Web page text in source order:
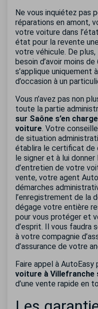
Ne vous inquiétez pas
réparations en amont,
votre voiture dans
état pour la revente
votre véhicule. De plus,
besoin d’avoir moins
s’applique uniquement
d’occasion à un
Vous n’avez pas non
toute la partie
sur Saône s’en
voiture. Votre
de situation
établira le certificat de
le signer et à lui
d’entretien de votre
vente, votre agent
démarches
l’enregistrement de la
dégage votre entière
pour vous protéger et
d’esprit. Il vous faudra
à votre compagnie
d’assurance de votre
Faire appel à AutoEasy
voiture à Villefranche
d’une vente rapide en